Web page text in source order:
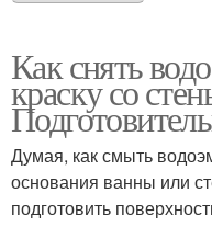
Как снять
краску со
Думая, как смыть
основания ванны или
подготовить